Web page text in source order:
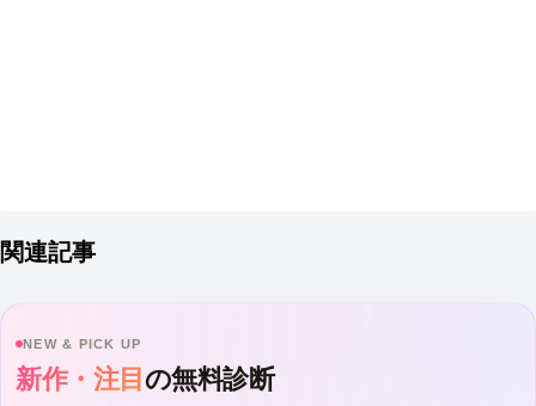
関連記事
NEW & PICK UP
新作・注目 の無料診断